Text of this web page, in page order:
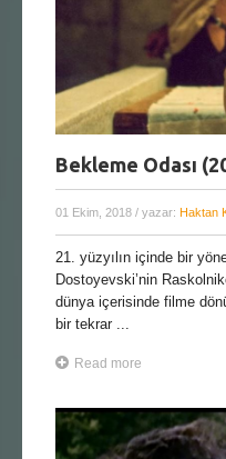
Bekleme Odası
01 Ekim, 2018 / yazar: Haktan
21. yüzyılın içinde bir
Dostoyevski’nin
dünya içerisinde filme
bir tekrar ...
Read more